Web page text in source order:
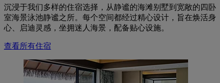
沉浸于我们多样的住宿选择，从静谧的海滩别墅到宽敞的四卧
室海景泳池静谧之所。每个空间都经过精心设计，旨在焕活身
心、启迪灵感，坐拥迷人海景，配备贴心设施。
查看所有住宿